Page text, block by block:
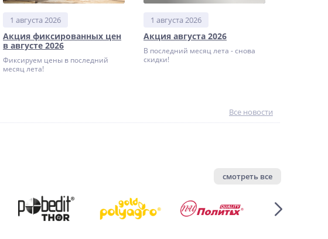
1 августа 2026
Акция фиксированных цен
в августе 2026
Фиксируем цены в последний
месяц лета!
1 августа 2026
Акция августа 2026
В последний месяц лета - снова
скидки!
Все новости
смотреть все